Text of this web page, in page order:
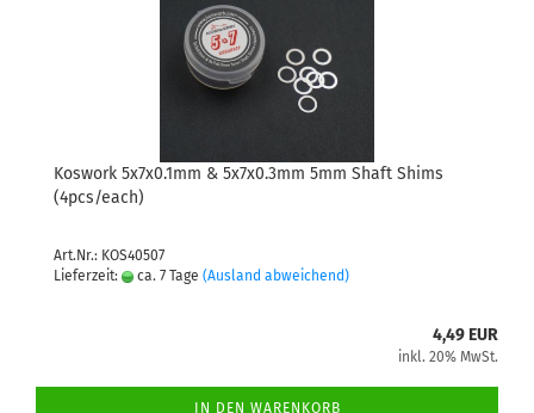
Koswork 5x7x0.1mm & 5x7x0.3mm 5mm Shaft Shims
(4pcs/each)
Art.Nr.: KOS40507
Lieferzeit:
ca. 7 Tage (Ausland abweichend)
4,49 EUR
inkl. 20% MwSt.
IN DEN WARENKORB